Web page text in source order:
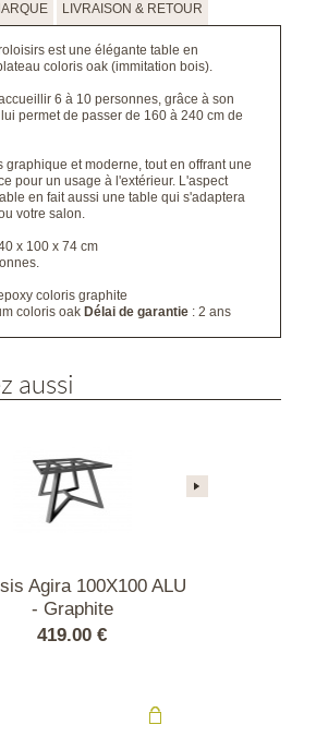
LIVRAISON & RETOUR
est une élégante table en
coloris oak (immitation bois).
6 à 10 personnes, grâce à son
permet de passer de 160 à 240 cm de
graphique et moderne, tout en offrant une
pour un usage à l'extérieur. L'aspect
en fait aussi une table qui s'adaptera
votre salon.
x 100 x 74 cm
coloris graphite
coloris oak Délai de garantie : 2 ans
aussi
Agira 100X100 ALU
- Graphite
419.00 €